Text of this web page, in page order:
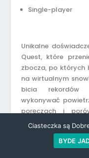
Single-player
Unikalne
Quest, które
zbocza, po których
na wirtualnym
bicia rekordów
wykonywać
poręczach i
tablicach wyników.
Ciasteczka są
BYDE